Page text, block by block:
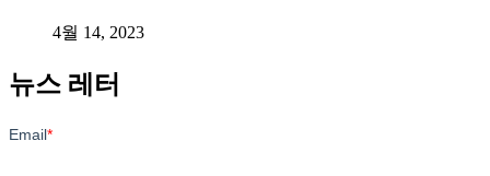
4월 14, 2023
뉴스 레터